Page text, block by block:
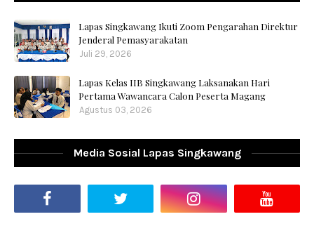
Lapas Singkawang Ikuti Zoom Pengarahan Direktur
Jenderal Pemasyarakatan
Juli 29, 2026
Lapas Kelas IIB Singkawang Laksanakan Hari
Pertama Wawancara Calon Peserta Magang
Agustus 03, 2026
Media Sosial Lapas Singkawang